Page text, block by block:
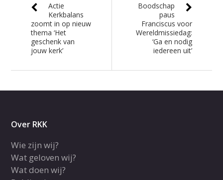
Actie
Kerkbalans
zoomt in op nieuw
thema ‘Het
geschenk van
jouw kerk’
Boodschap
paus
Franciscus voor
Wereldmissiedag:
‘Ga en nodig
iedereen uit’
Over RKK
Wie zijn wij?
Wat geloven wij?
Wat doen wij?